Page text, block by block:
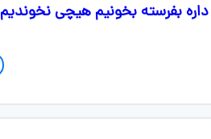
بفرسته بخونیم هیچی نخوندیم